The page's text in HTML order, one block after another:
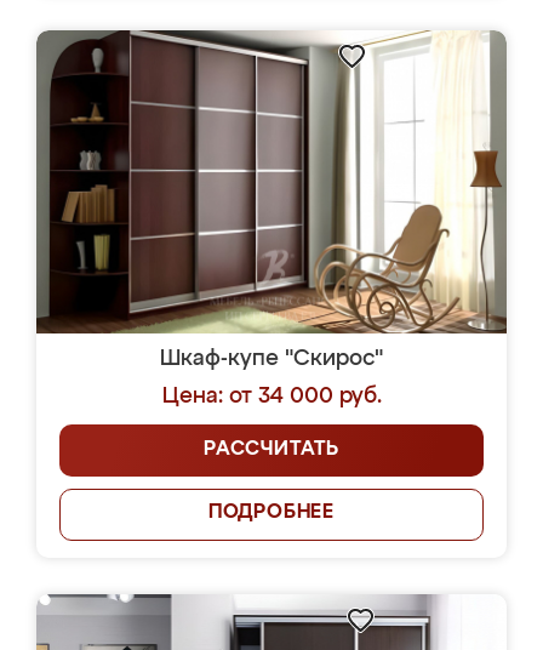
Шкаф-купе "Скирос"
Цена: от 34 000 руб.
РАССЧИТАТЬ
ПОДРОБНЕЕ